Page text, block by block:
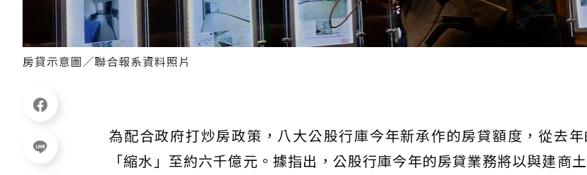
房貸示意圖／聯合報系資料照片
為配合政府打炒房政策，八大公股行庫今年新承作的房貸額度，從去
「縮水」至約六千億元。據指出，公股行庫今年的房貸業務將以與建商